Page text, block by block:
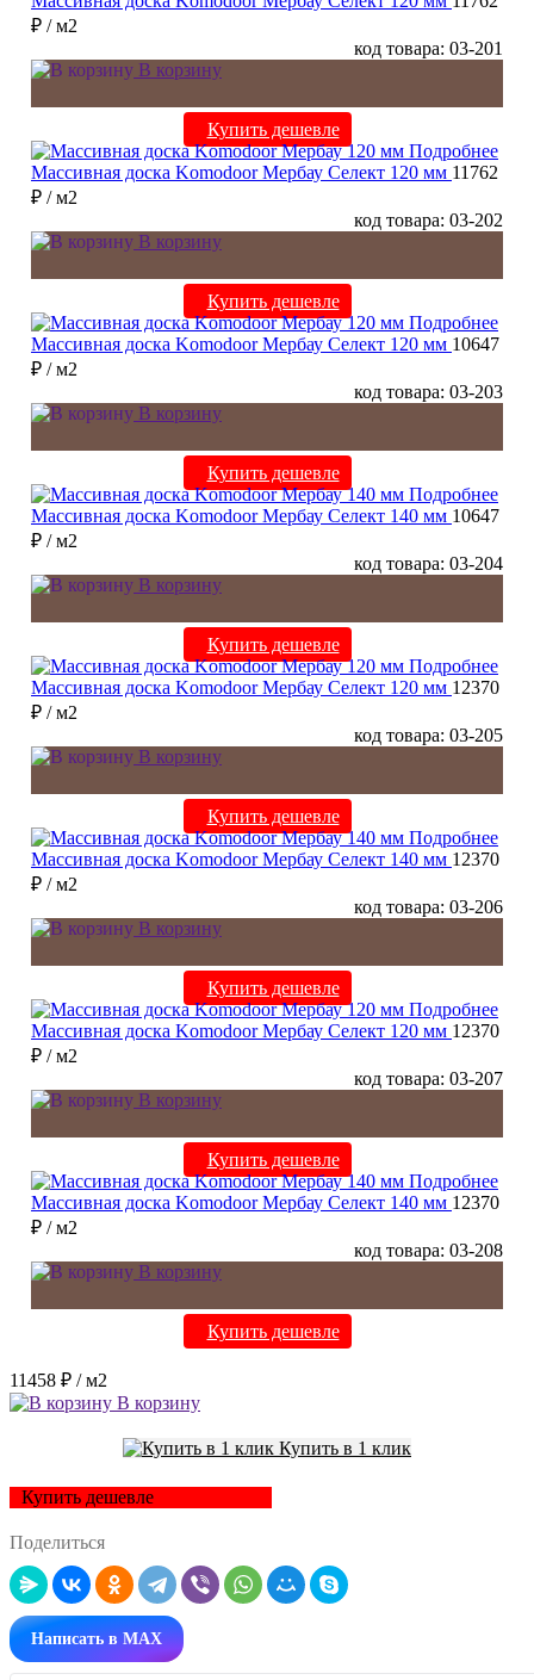
₽ / м2
код товара: 03-201
В корзину
Купить дешевле
Подробнее
Массивная доска Komodoor Мербау Селект 120 мм 11762
₽ / м2
код товара: 03-202
В корзину
Купить дешевле
Подробнее
Массивная доска Komodoor Мербау Селект 120 мм 10647
₽ / м2
код товара: 03-203
В корзину
Купить дешевле
Подробнее
Массивная доска Komodoor Мербау Селект 140 мм 10647
₽ / м2
код товара: 03-204
В корзину
Купить дешевле
Подробнее
Массивная доска Komodoor Мербау Селект 120 мм 12370
₽ / м2
код товара: 03-205
В корзину
Купить дешевле
Подробнее
Массивная доска Komodoor Мербау Селект 140 мм 12370
₽ / м2
код товара: 03-206
В корзину
Купить дешевле
Подробнее
Массивная доска Komodoor Мербау Селект 120 мм 12370
₽ / м2
код товара: 03-207
В корзину
Купить дешевле
Подробнее
Массивная доска Komodoor Мербау Селект 140 мм 12370
₽ / м2
код товара: 03-208
В корзину
Купить дешевле
11458 ₽ / м2
В корзину
Купить в 1 клик
Купить дешевле
Поделиться
Написать в MAX